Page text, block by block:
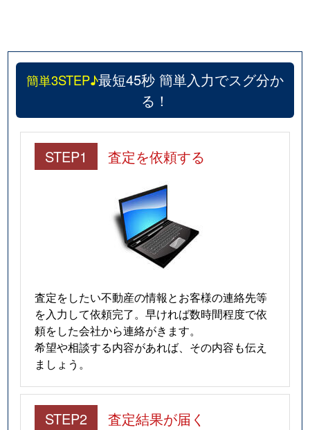
簡単3STEP♪最短45秒 簡単入力でスグ分か
る！
STEP1 査定を依頼する
査定をしたい不動産の情報とお客様の連絡先等
を入力して依頼完了。早ければ数時間程度で依
頼をした会社から連絡がきます。
希望や相談する内容があれば、その内容も伝え
ましょう。
STEP2 査定結果が届く